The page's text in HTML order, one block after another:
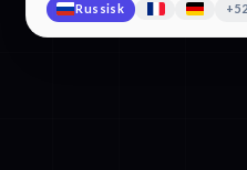
Russisk